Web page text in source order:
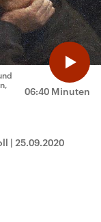
06:40 Minuten
| 25.09.2020